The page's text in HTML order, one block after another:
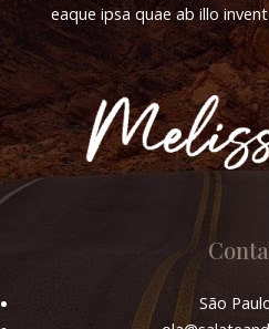
eaque ipsa quae ab illo
São